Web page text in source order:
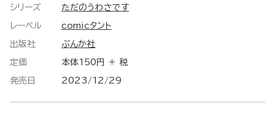
シリーズ ただのうわさです
レーベル comicタント
出版社 ぶんか社
定価 本体150円 ＋ 税
発売日 2023/12/29